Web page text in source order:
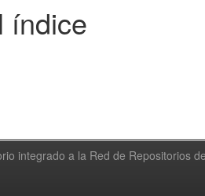
índice
integrado a la Red de Repositorios